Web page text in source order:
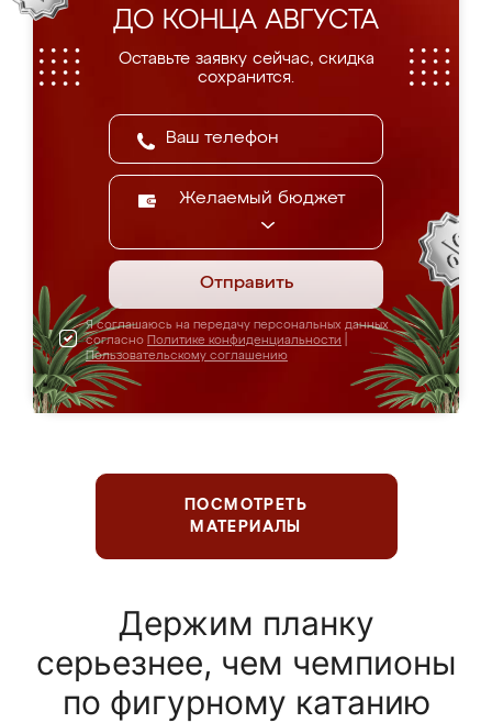
ДО КОНЦА АВГУСТА
Оставьте заявку сейчас, скидка
сохранится.
Желаемый бюджет
Отправить
Я соглашаюсь на передачу персональных данных
согласно Политике конфиденциальности
Пользовательскому соглашению
ПОСМОТРЕТЬ
МАТЕРИАЛЫ
Держим планку
серьезнее, чем чемпионы
по фигурному катанию